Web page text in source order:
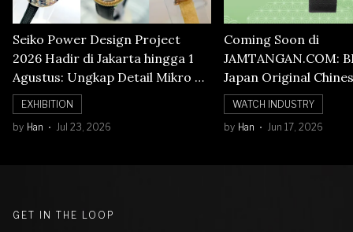
Seiko Power Design Project
2026 Hadir di Jakarta hingga 1
Agustus: Ungkap Detail Mikro di
Balik Seni Watchmaking
EXHIBITION
by Han Jul 23, 2026
Coming Soon di
JAMTANGAN.COM:
Japan Original
Numerals Watch
WATCH INDUSTRY
by Han Jun 17, 2026
GET IN THE LOOP